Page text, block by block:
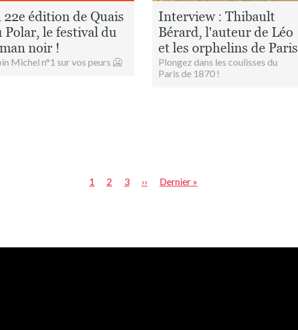
22e édition de Quais
Polar, le festival du
noir !
Michel n°1 sur vos peurs 🥶
Interview : Thibault
Bérard, l'auteur de Léo
et les orphelins de Paris
Plongez dans les coulisses du
Paris de 1870 !
Page
1 Page
2 Page
3
Page
››
Dernière
Dernier »